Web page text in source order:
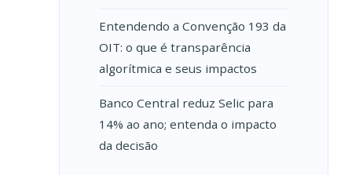
Entendendo a Convenção 193 da
OIT: o que é transparência
algorítmica e seus impactos
Banco Central reduz Selic para
14% ao ano; entenda o impacto
da decisão